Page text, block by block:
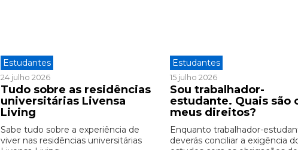
Estudantes
24 julho 2026
Tudo sobre as residências
universitárias Livensa
Living
Sabe tudo sobre a experiência de
viver nas residências universitárias
Estudantes
15 julho 2026
Sou trabalhador-
estudante. Quais são
meus direitos?
Enquanto trabalhador-
deverás conciliar a exigência